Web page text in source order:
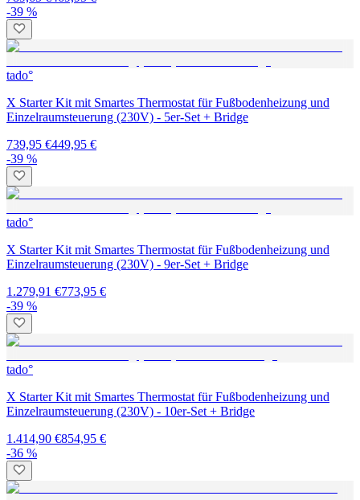
-39 %
tado°
X Starter Kit mit Smartes Thermostat für Fußbodenheizung und
Einzelraumsteuerung (230V) - 5er-Set + Bridge
739,95 €449,95 €
-39 %
tado°
X Starter Kit mit Smartes Thermostat für Fußbodenheizung und
Einzelraumsteuerung (230V) - 9er-Set + Bridge
1.279,91 €773,95 €
-39 %
tado°
X Starter Kit mit Smartes Thermostat für Fußbodenheizung und
Einzelraumsteuerung (230V) - 10er-Set + Bridge
1.414,90 €854,95 €
-36 %